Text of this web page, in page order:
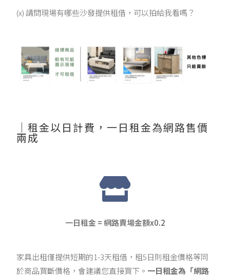
(x) 請問現場有哪些沙發提供租借，可以拍給我看嗎？
｜租金以日計費，一日租金為網路售價
兩成
一日租金 = 網路賣場金額x0.2
家具出租僅提供短期的1-3天租借，租5日則租金價格等同
於商品買斷價格，會建議您直接買下。 一日租金為「網路